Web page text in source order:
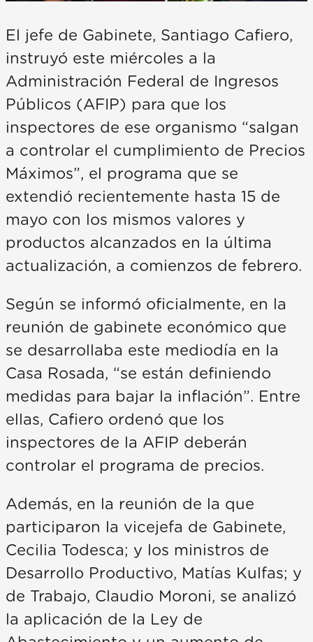
El jefe de Gabinete, Santiago Cafiero,
instruyó este miércoles a la
Administración Federal de Ingresos
Públicos (AFIP) para que los
inspectores de ese organismo “salgan
a controlar el cumplimiento de Precios
Máximos”, el programa que se
extendió recientemente hasta 15 de
mayo con los mismos valores y
productos alcanzados en la última
actualización, a comienzos de febrero.
Según se informó oficialmente, en la
reunión de gabinete económico que
se desarrollaba este mediodía en la
Casa Rosada, “se están definiendo
medidas para bajar la inflación”. Entre
ellas, Cafiero ordenó que los
inspectores de la AFIP deberán
controlar el programa de precios.
Además, en la reunión de la que
participaron la vicejefa de Gabinete,
Cecilia Todesca; y los ministros de
Desarrollo Productivo, Matías Kulfas; y
de Trabajo, Claudio Moroni, se analizó
la aplicación de la Ley de